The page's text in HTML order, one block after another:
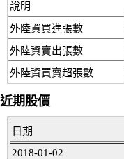
說明
外陸資買進張數
外陸資賣出張數
外陸資買賣超張數
近期股價
日期
2018-01-02